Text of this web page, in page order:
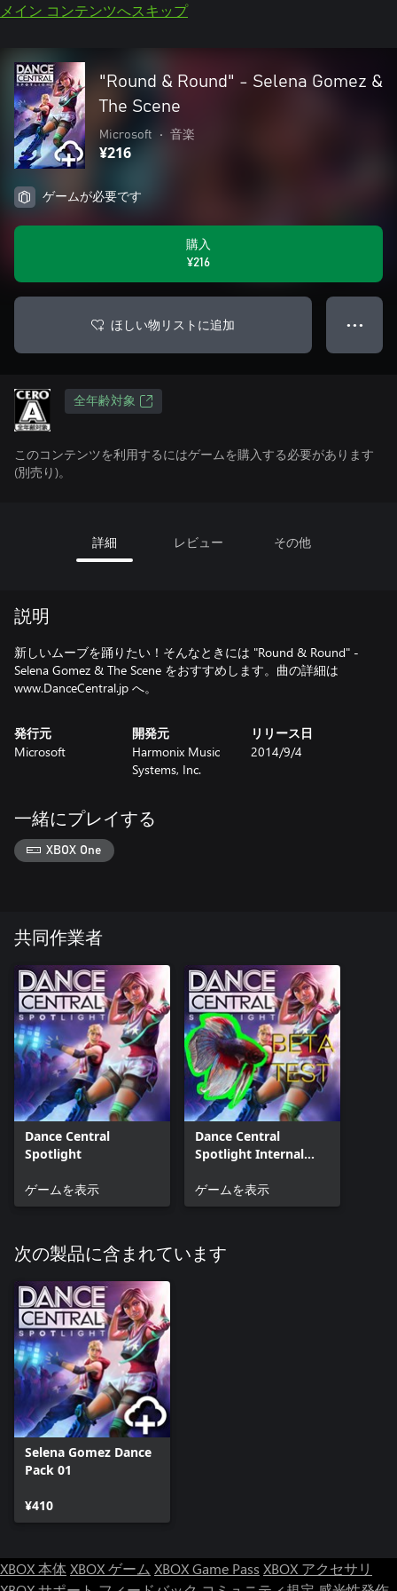
メイン コンテンツへスキップ
"Round & Round" - Selena Gomez &
The Scene
Microsoft • 音楽
¥216
ゲームが必要です
購入
¥216
ほしい物リストに追加 ● ● ●
全年齢対象
このコンテンツを利用するにはゲームを購入する必要があります
(別売り)。
詳細 レビュー その他
説明
新しいムーブを踊りたい！そんなときには "Round & Round" -
Selena Gomez & The Scene をおすすめします。曲の詳細は
www.DanceCentral.jp へ。
発行元
Microsoft
開発元
Harmonix Music
Systems, Inc.
リリース日
2014/9/4
一緒にプレイする
XBOX One
共同作業者
Dance Central
Spotlight
ゲームを表示
Dance Central
Spotlight Internal
ゲームを表示
次の製品に含まれています
Selena Gomez Dance
Pack 01
¥410
XBOX 本体XBOX ゲーム XBOX Game Pass XBOX アクセサリ